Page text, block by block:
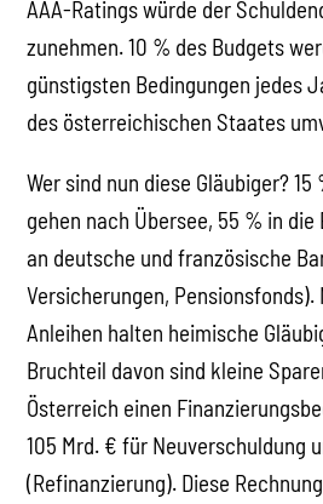
AAA-Ratings würde der
zunehmen. 10 % des Budgets
günstigsten Bedingungen jedes
des österreichischen Staates
Wer sind nun diese Gläubiger?
gehen nach Übersee, 55 % in
an deutsche und französische
Versicherungen,
Anleihen halten heimische
Bruchteil davon sind kleine
Österreich einen
105 Mrd. € für Neuverschuldung
(Refinanzierung). Diese